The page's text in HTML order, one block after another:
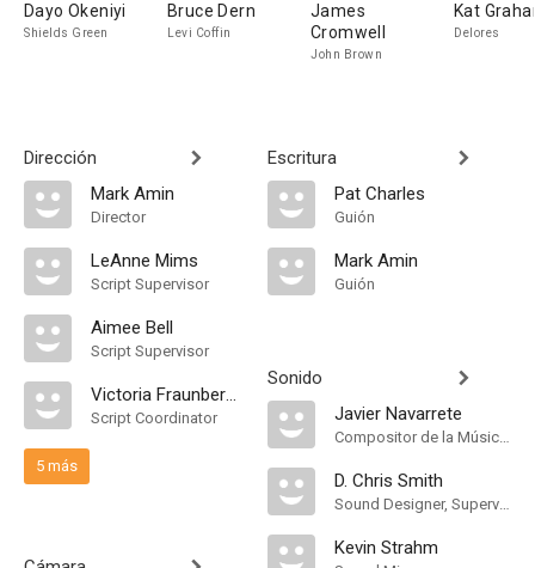
Dayo Okeniyi
Shields Green
Bruce Dern
Levi Coffin
James
Cromwell
John Brown
Kat
Delores
Dirección
Mark Amin
Director
LeAnne Mims
Script Supervisor
Aimee Bell
Script Supervisor
Victoria Fraunberger
Script Coordinator
5 más
Escritura
Pat Charles
Guión
Mark Amin
Guión
Sonido
Javier Navarrete
Compositor de la Música Original
D. Chris Smith
Sound Designer, Supervising Sound Editor
Kevin Strahm